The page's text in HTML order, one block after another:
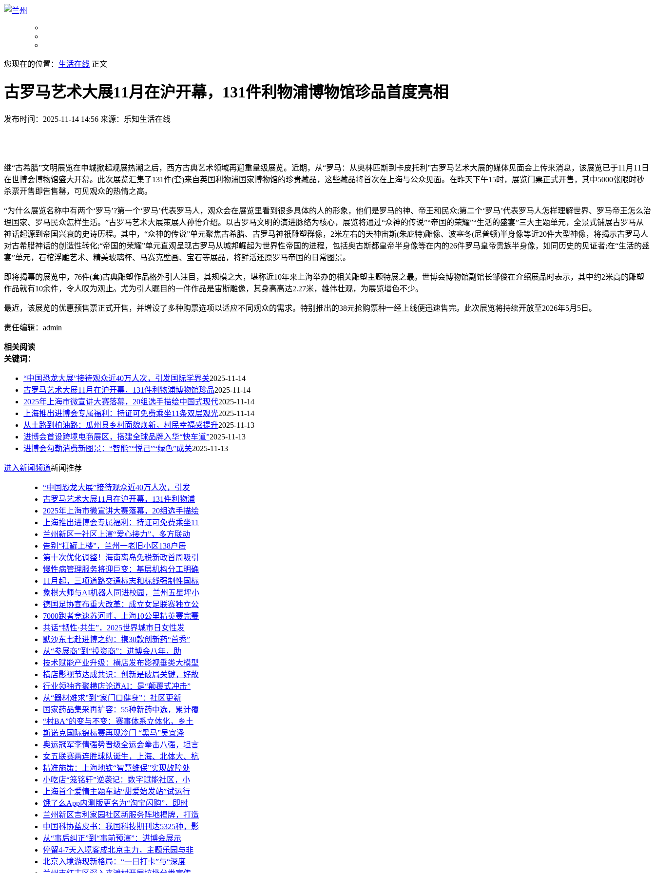
您现在的位置： 生活在线 正文
古罗马艺术大展11月在沪开幕，131件利物浦博物馆珍品首度亮相
发布时间：2025-11-14 14:56 来源：乐知生活在线
继“古希腊”文明展览在申城掀起观展热潮之后，西方古典艺术领域再迎重量级展览。近期，从“罗马：从奥林匹斯到卡皮托利”古罗马艺术大展的媒体见面会上传来消息，该展览已于11月11日
在世博会博物馆盛大开幕。此次展览汇集了131件(套)来自英国利物浦国家博物馆的珍贵藏品，这些藏品将首次在上海与公众见面。在昨天下午15时，展览门票正式开售，其中5000张限时秒
杀票开售即告售罄，可见观众的热情之高。
“为什么展览名称中有两个‘罗马’?第一个‘罗马’代表罗马人，观众会在展览里看到很多具体的人的形象，他们是罗马的神、帝王和民众;第二个‘罗马’代表罗马人怎样理解世界、罗马帝王怎么治
理国家、罗马民众怎样生活。”古罗马艺术大展策展人孙怡介绍。以古罗马文明的演进脉络为核心，展览将通过“众神的传说”“帝国的荣耀”“生活的盛宴”三大主题单元，全景式铺展古罗马从
神话起源到帝国兴衰的史诗历程。其中，“众神的传说”单元聚焦古希腊、古罗马神祇雕塑群像，2米左右的天神宙斯(朱庇特)雕像、波塞冬(尼普顿)半身像等近20件大型神像，将揭示古罗马人
对古希腊神话的创造性转化;“帝国的荣耀”单元直观呈现古罗马从城邦崛起为世界性帝国的进程，包括奥古斯都皇帝半身像等在内的26件罗马皇帝贵族半身像，如同历史的见证者;在“生活的盛
宴”单元，石棺浮雕艺术、精美玻璃杯、马赛克壁画、宝石等展品，将鲜活还原罗马帝国的日常图景。
即将揭幕的展览中，76件(套)古典雕塑作品格外引人注目，其规模之大，堪称近10年来上海举办的相关雕塑主题特展之最。世博会博物馆副馆长邹俊在介绍展品时表示，其中约2米高的雕塑
作品就有10余件，令人叹为观止。尤为引人瞩目的一件作品是宙斯雕像，其身高高达2.27米，雄伟壮观，为展览增色不少。
最近，该展览的优惠预售票正式开售，并增设了多种购票选项以适应不同观众的需求。特别推出的38元抢购票种一经上线便迅速售完。此次展览将持续开放至2026年5月5日。
责任编辑：admin
相关阅读
关键词：
“中国恐龙大展”接待观众近40万人次，引发国际学界关2025-11-14
古罗马艺术大展11月在沪开幕，131件利物浦博物馆珍品2025-11-14
2025年上海市微宣讲大赛落幕，20组选手描绘中国式现代2025-11-14
上海推出进博会专属福利：持证可免费乘坐11条双层观光2025-11-14
从土路到柏油路：瓜州县乡村面貌焕新，村民幸福感提升2025-11-13
进博会首设跨境电商展区，搭建全球品牌入华“快车道”2025-11-13
进博会勾勒消费新图景：“智能”“悦己”“绿色”成关2025-11-13
进入新闻频道新闻推荐
“中国恐龙大展”接待观众近40万人次，引发
古罗马艺术大展11月在沪开幕，131件利物浦
2025年上海市微宣讲大赛落幕，20组选手描绘
上海推出进博会专属福利：持证可免费乘坐11
兰州新区一社区上演“爱心接力”，多方联动
告别“扛罐上楼”，兰州一老旧小区138户居
第十次优化调整！海南离岛免税新政首周吸引
慢性病管理服务将迎巨变：基层机构分工明确
11月起，三项道路交通标志和标线强制性国标
象棋大师与AI机器人同进校园，兰州五星坪小
德国足协宣布重大改革：成立女足联赛独立公
7000跑者竞速苏河畔，上海10公里精英赛完赛
共话“韧性·共生”，2025世界城市日女性发
默沙东七赴进博之约：携30款创新药“首秀”
从“参展商”到“投资商”：进博会八年，助
技术赋能产业升级：横店发布影视垂类大模型
横店影视节达成共识：创新是破局关键，好故
行业领袖齐聚横店论道AI：是“颠覆式冲击”
从“器材难求”到“家门口健身”：社区更新
国家药品集采再扩容：55种新药中选，累计覆
“村BA”的变与不变：赛事体系立体化，乡土
斯诺克国际锦标赛再现冷门 “黑马”吴宜泽
奥运冠军李倩强势晋级全运会拳击八强，坦言
女五联赛两连胜球队诞生，上海、北体大、杭
精准施策：上海地铁“智慧维保”实现故障处
小吃店“笼铭轩”逆袭记：数字赋能社区，小
上海首个爱情主题车站“甜爱始发站”试运行
饿了么App内测版更名为“淘宝闪购”，即时
兰州新区吉利家园社区新服务阵地揭牌，打造
中国科协蓝皮书：我国科技期刊达5325种，影
从“事后纠正”到“事前预演”：进博会展示
停留4-7天入境客成北京主力，主题乐园与非
北京入境游现新格局：“一日打卡”与“深度